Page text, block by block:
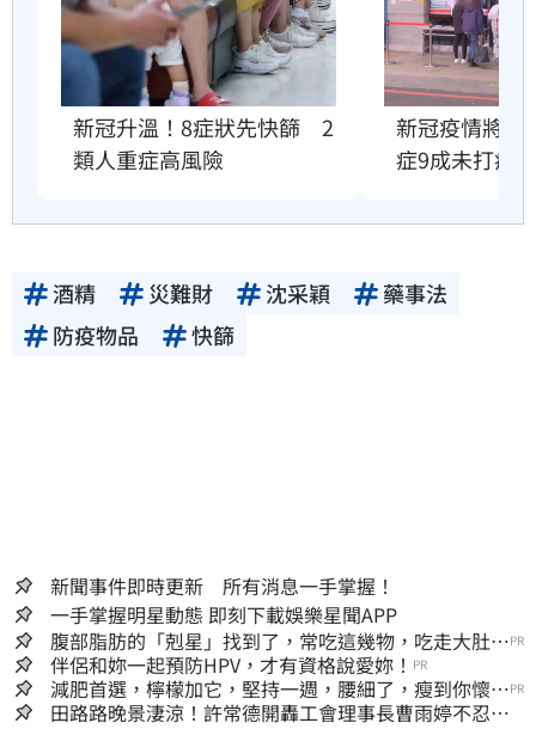
新冠升溫！8症狀先快篩　2
類人重症高風險
新冠疫情將衝
症9成未打疫苗
酒精 災難財 沈采穎
藥事法
防疫物品
快篩
新聞事件即時更新 所有消息一手掌握！
一手掌握明星動態 即刻下載娛樂星聞APP
腹部脂肪的「剋星」找到了，常吃這幾物，吃走大肚
囊，瘦出小蠻腰
PR
伴侶和妳一起預防HPV，才有資格說愛妳！ PR
減肥首選，檸檬加它，堅持一週，腰細了，瘦到你懷疑
人生
PR
田路路晚景淒涼！許常德開轟工會理事長曹雨婷不忍